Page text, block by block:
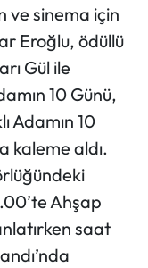
ve sinema için
Eroğlu, ödüllü
Gül ile
10 Günü,
Adamın 10
kaleme aldı.
Ahşap
saat